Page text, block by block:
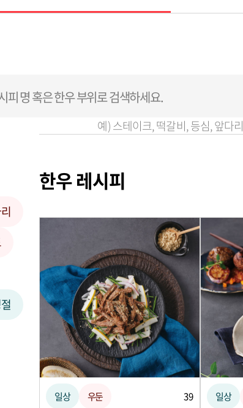
예) 스테이크, 떡갈비, 등심, 앞다리
한우 레시피
일상 우둔 39 일상